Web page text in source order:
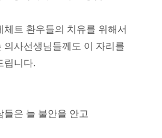
트 환우들의 치유를 위해서
의사선생님들께도 이 자리를
립니다.
들은 늘 불안을 안고